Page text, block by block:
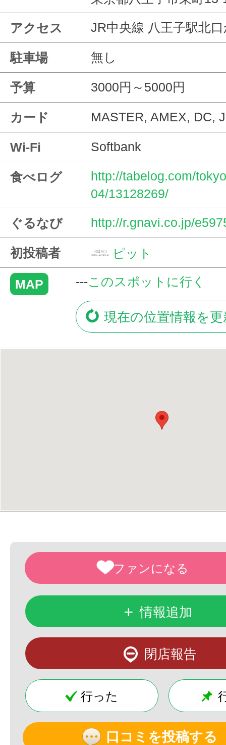
アクセス JR中央線 八王子駅北
駐車場 無し
予算 3000円～5000円
カード MASTER, AMEX, DC,
Wi-Fi Softbank
食べログ
http://tabelog.com/
04/13128269/
ぐるなび http://r.gnavi.co.jp/
初投稿者 ピット
MAP ---このスポットに行く
現在の位置情報を
+ 情報追加
閉店報告
行った
口コミを投稿する